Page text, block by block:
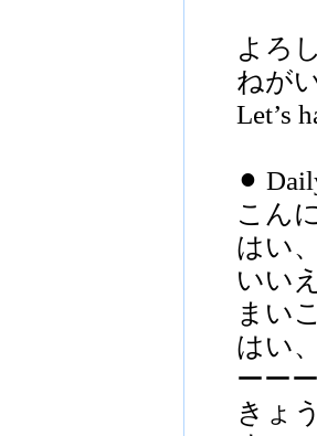
よろ
ねが
Let’s
⚫︎
こん
はい
いい
まい
はい
ーー
きょ